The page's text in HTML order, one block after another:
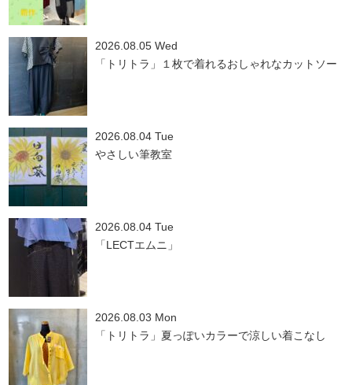
2026.08.05 Wed
「トリトラ」１枚で着れるおしゃれなカットソー
2026.08.04 Tue
やさしい筆教室
2026.08.04 Tue
「LECTエムニ」
2026.08.03 Mon
「トリトラ」夏っぽいカラーで涼しい着こなし